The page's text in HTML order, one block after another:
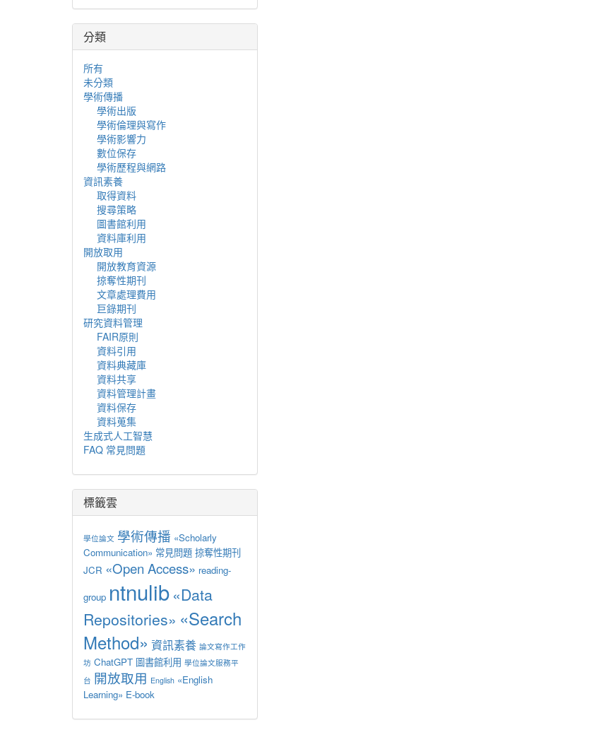
統，經由該系統創建研究和其他學
術著作、評估品質、傳播於學術社
群、並保存以備未來所使用」。學
術傳播也可說是學者分享與出版研
究發現、使研究發現能夠廣為學術
社群或更多人能取得的程序。
分類
所有
未分類
學術傳播
學術出版
學術倫理與寫作
學術影響力
數位保存
學術歷程與網路
資訊素養
取得資料
搜尋策略
圖書館利用
資料庫利用
開放取用
開放教育資源
掠奪性期刊
文章處理費用
巨錄期刊
研究資料管理
FAIR原則
資料引用
資料典藏庫
資料共享
資料管理計畫
資料保存
資料蒐集
生成式人工智慧
FAQ 常見問題
標籤雲
學位論文 學術傳播 «Scholarly
Communication» 常見問題 掠奪性期刊
JCR «Open Access» reading-
group ntnulib «Data
Repositories» «Search
Method» 資訊素養 論文寫作工作
坊 ChatGPT 圖書館利用 學位論文服務平
台 開放取用 English «English
Learning» E-book